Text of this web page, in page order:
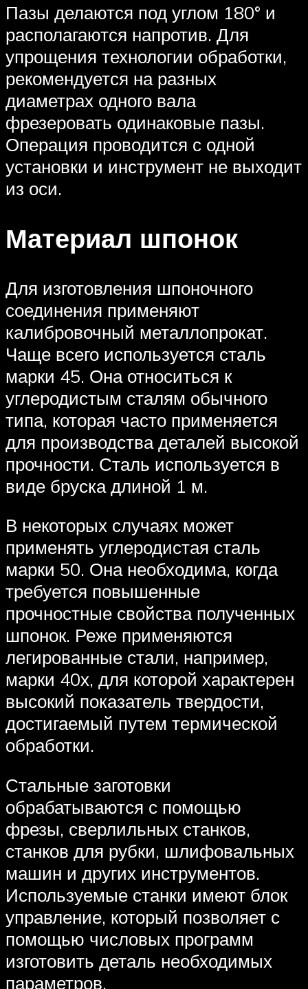
Пазы делаются под углом 180° и
располагаются напротив. Для
упрощения технологии обработки,
рекомендуется на разных
диаметрах одного вала
фрезеровать одинаковые пазы.
Операция проводится с одной
установки и инструмент не выходит
из оси.
Материал шпонок
Для изготовления шпоночного
соединения применяют
калибровочный металлопрокат.
Чаще всего используется сталь
марки 45. Она относиться к
углеродистым сталям обычного
типа, которая часто применяется
для производства деталей высокой
прочности. Сталь используется в
виде бруска длиной 1 м.
В некоторых случаях может
применять углеродистая сталь
марки 50. Она необходима, когда
требуется повышенные
прочностные свойства полученных
шпонок. Реже применяются
легированные стали, например,
марки 40х, для которой характерен
высокий показатель твердости,
достигаемый путем термической
обработки.
Стальные заготовки
обрабатываются с помощью
фрезы, сверлильных станков,
станков для рубки, шлифовальных
машин и других инструментов.
Используемые станки имеют блок
управление, который позволяет с
помощью числовых программ
изготовить деталь необходимых
параметров.